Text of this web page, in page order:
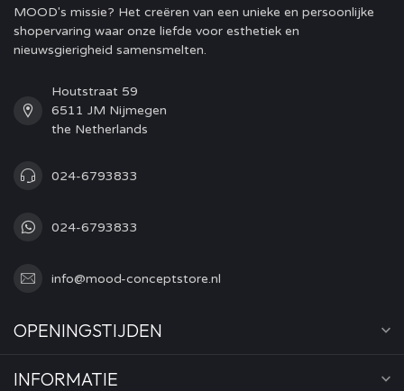
MOOD's missie? Het creëren van een unieke en persoonlijke
shopervaring waar onze liefde voor esthetiek en
nieuwsgierigheid samensmelten.
Houtstraat 59
6511 JM Nijmegen
the Netherlands
024-6793833
024-6793833
info@mood-conceptstore.nl
OPENINGSTIJDEN
INFORMATIE